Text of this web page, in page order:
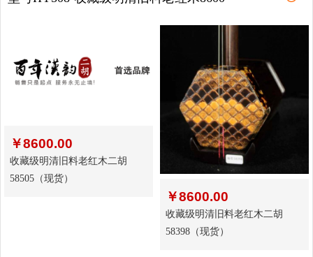
￥8600.00
收藏级明清旧料老红木二胡
58505（现货）
￥8600.00
收藏级明清旧料老红木二胡
58398（现货）